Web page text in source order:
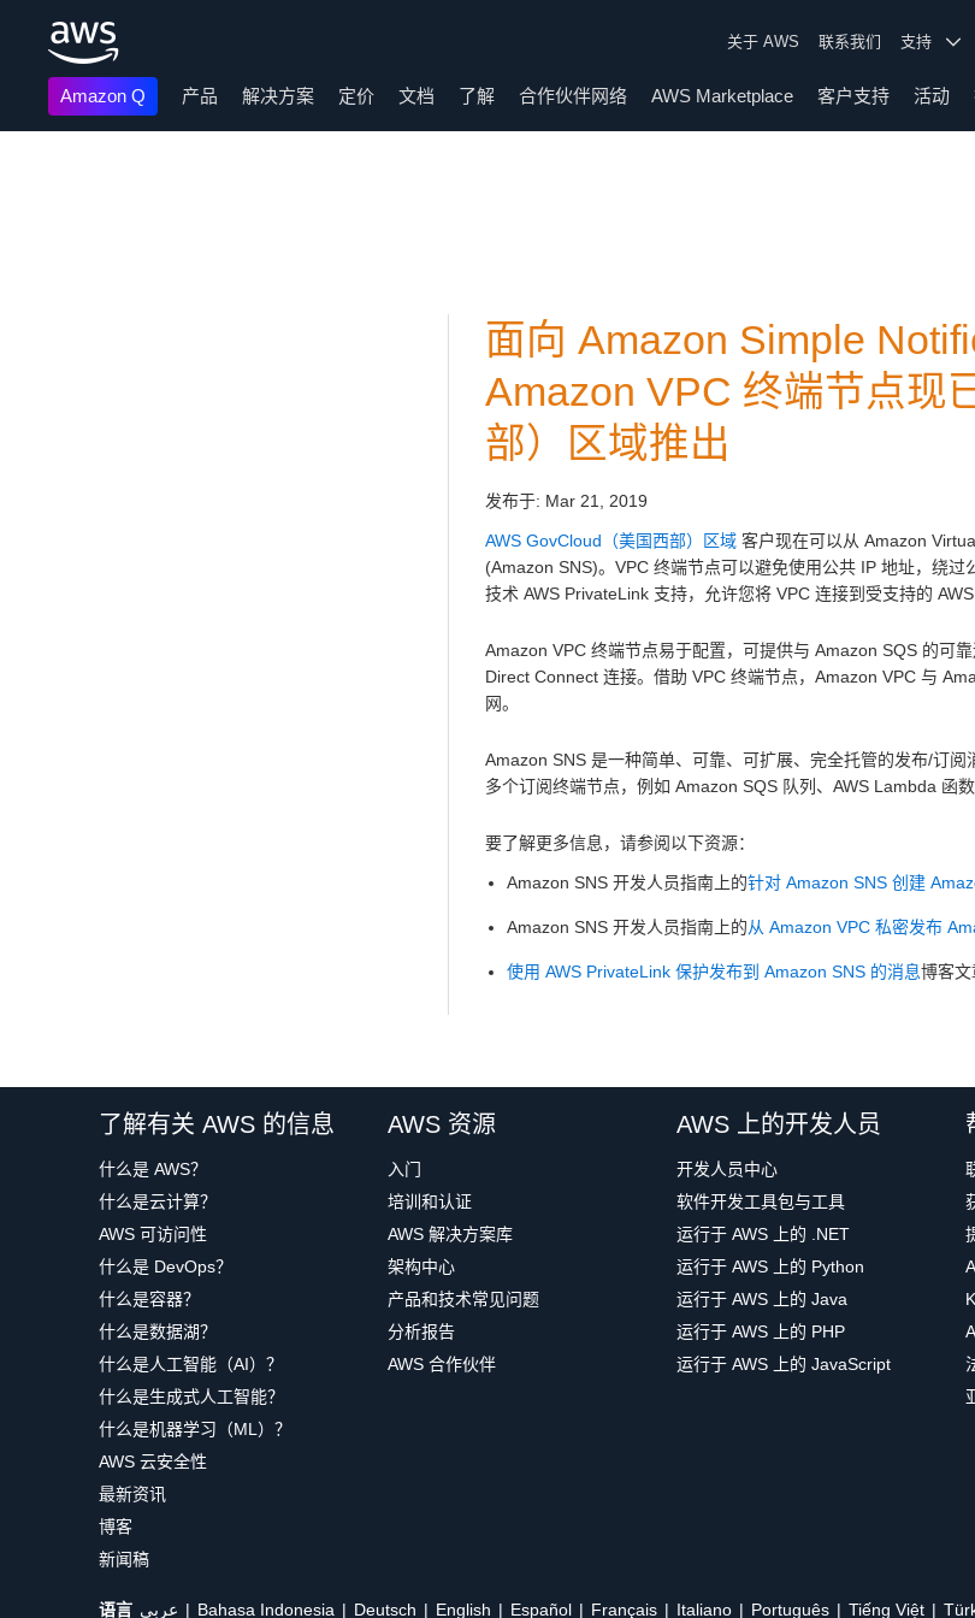
关于 AWS 联系我们 支持
Amazon Q 产品 解决方案 定价 文档 了解 合作伙伴网络 AWS Marketplace 客户支持 活动
面向 Amazon Simple
Amazon VPC 终端节点现
部）区域推出
发布于: Mar 21, 2019
AWS GovCloud（美国西部）区域 客户现在可以从 Amazon
(Amazon SNS)。VPC 终端节点可以避免使用公共 IP 地址，绕
技术 AWS PrivateLink 支持，允许您将 VPC 连接到受支持的 AWS
Amazon VPC 终端节点易于配置，可提供与 Amazon SQS 的可
Direct Connect 连接。借助 VPC 终端节点，Amazon VPC 与
网。
Amazon SNS 是一种简单、可靠、可扩展、完全托管的发布/订
多个订阅终端节点，例如 Amazon SQS 队列、AWS Lambda 函
要了解更多信息，请参阅以下资源：
Amazon SNS 开发人员指南上的针对 Amazon SNS 创建
Amazon SNS 开发人员指南上的从 Amazon VPC 私密发布
使用 AWS PrivateLink 保护发布到 Amazon SNS 的消息博客文
了解有关 AWS 的信息
什么是 AWS？
什么是云计算？
AWS 可访问性
什么是 DevOps？
什么是容器？
什么是数据湖？
什么是人工智能（AI）？
什么是生成式人工智能？
什么是机器学习（ML）？
AWS 云安全性
最新资讯
博客
新闻稿
AWS 资源
入门
培训和认证
AWS 解决方案库
架构中心
产品和技术常见问题
分析报告
AWS 合作伙伴
AWS 上的开发人员
开发人员中心
软件开发工具包与工具
运行于 AWS 上的 .NET
运行于 AWS 上的 Python
运行于 AWS 上的 Java
运行于 AWS 上的 PHP
运行于 AWS 上的 JavaScript
语言 عربي Bahasa Indonesia Deutsch English Español Français Italiano Português Tiếng Việt